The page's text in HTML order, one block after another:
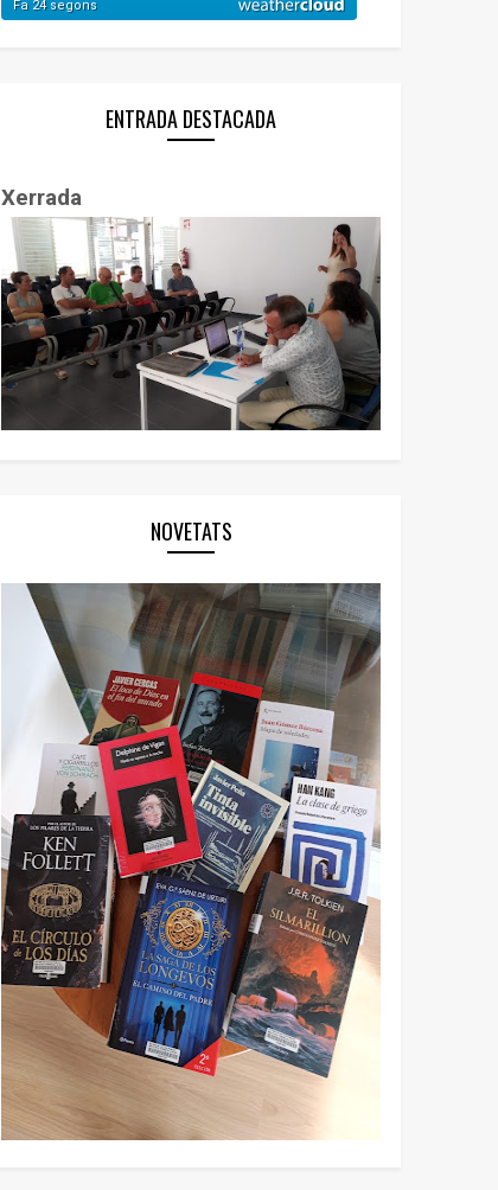
ENTRADA DESTACADA
Xerrada
NOVETATS